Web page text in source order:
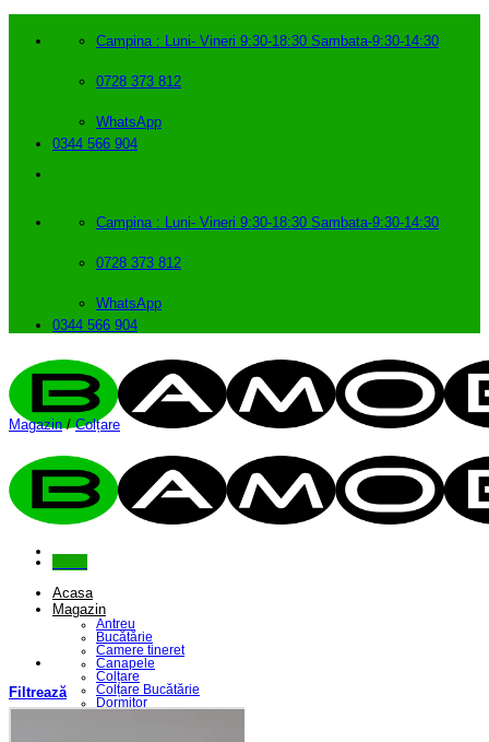
Campina : Luni- Vineri 9:30-18:30 Sambata-9:30-14:30
0728 373 812
WhatsApp
0344 566 904
Campina : Luni- Vineri 9:30-18:30 Sambata-9:30-14:30
0728 373 812
WhatsApp
0344 566 904
Acasa
Magazin
Antreu
Bucătărie
Camere tineret
Canapele
Colțare
Colțare Bucătărie
Dormitor
Magazin / Colțare
Filtrează